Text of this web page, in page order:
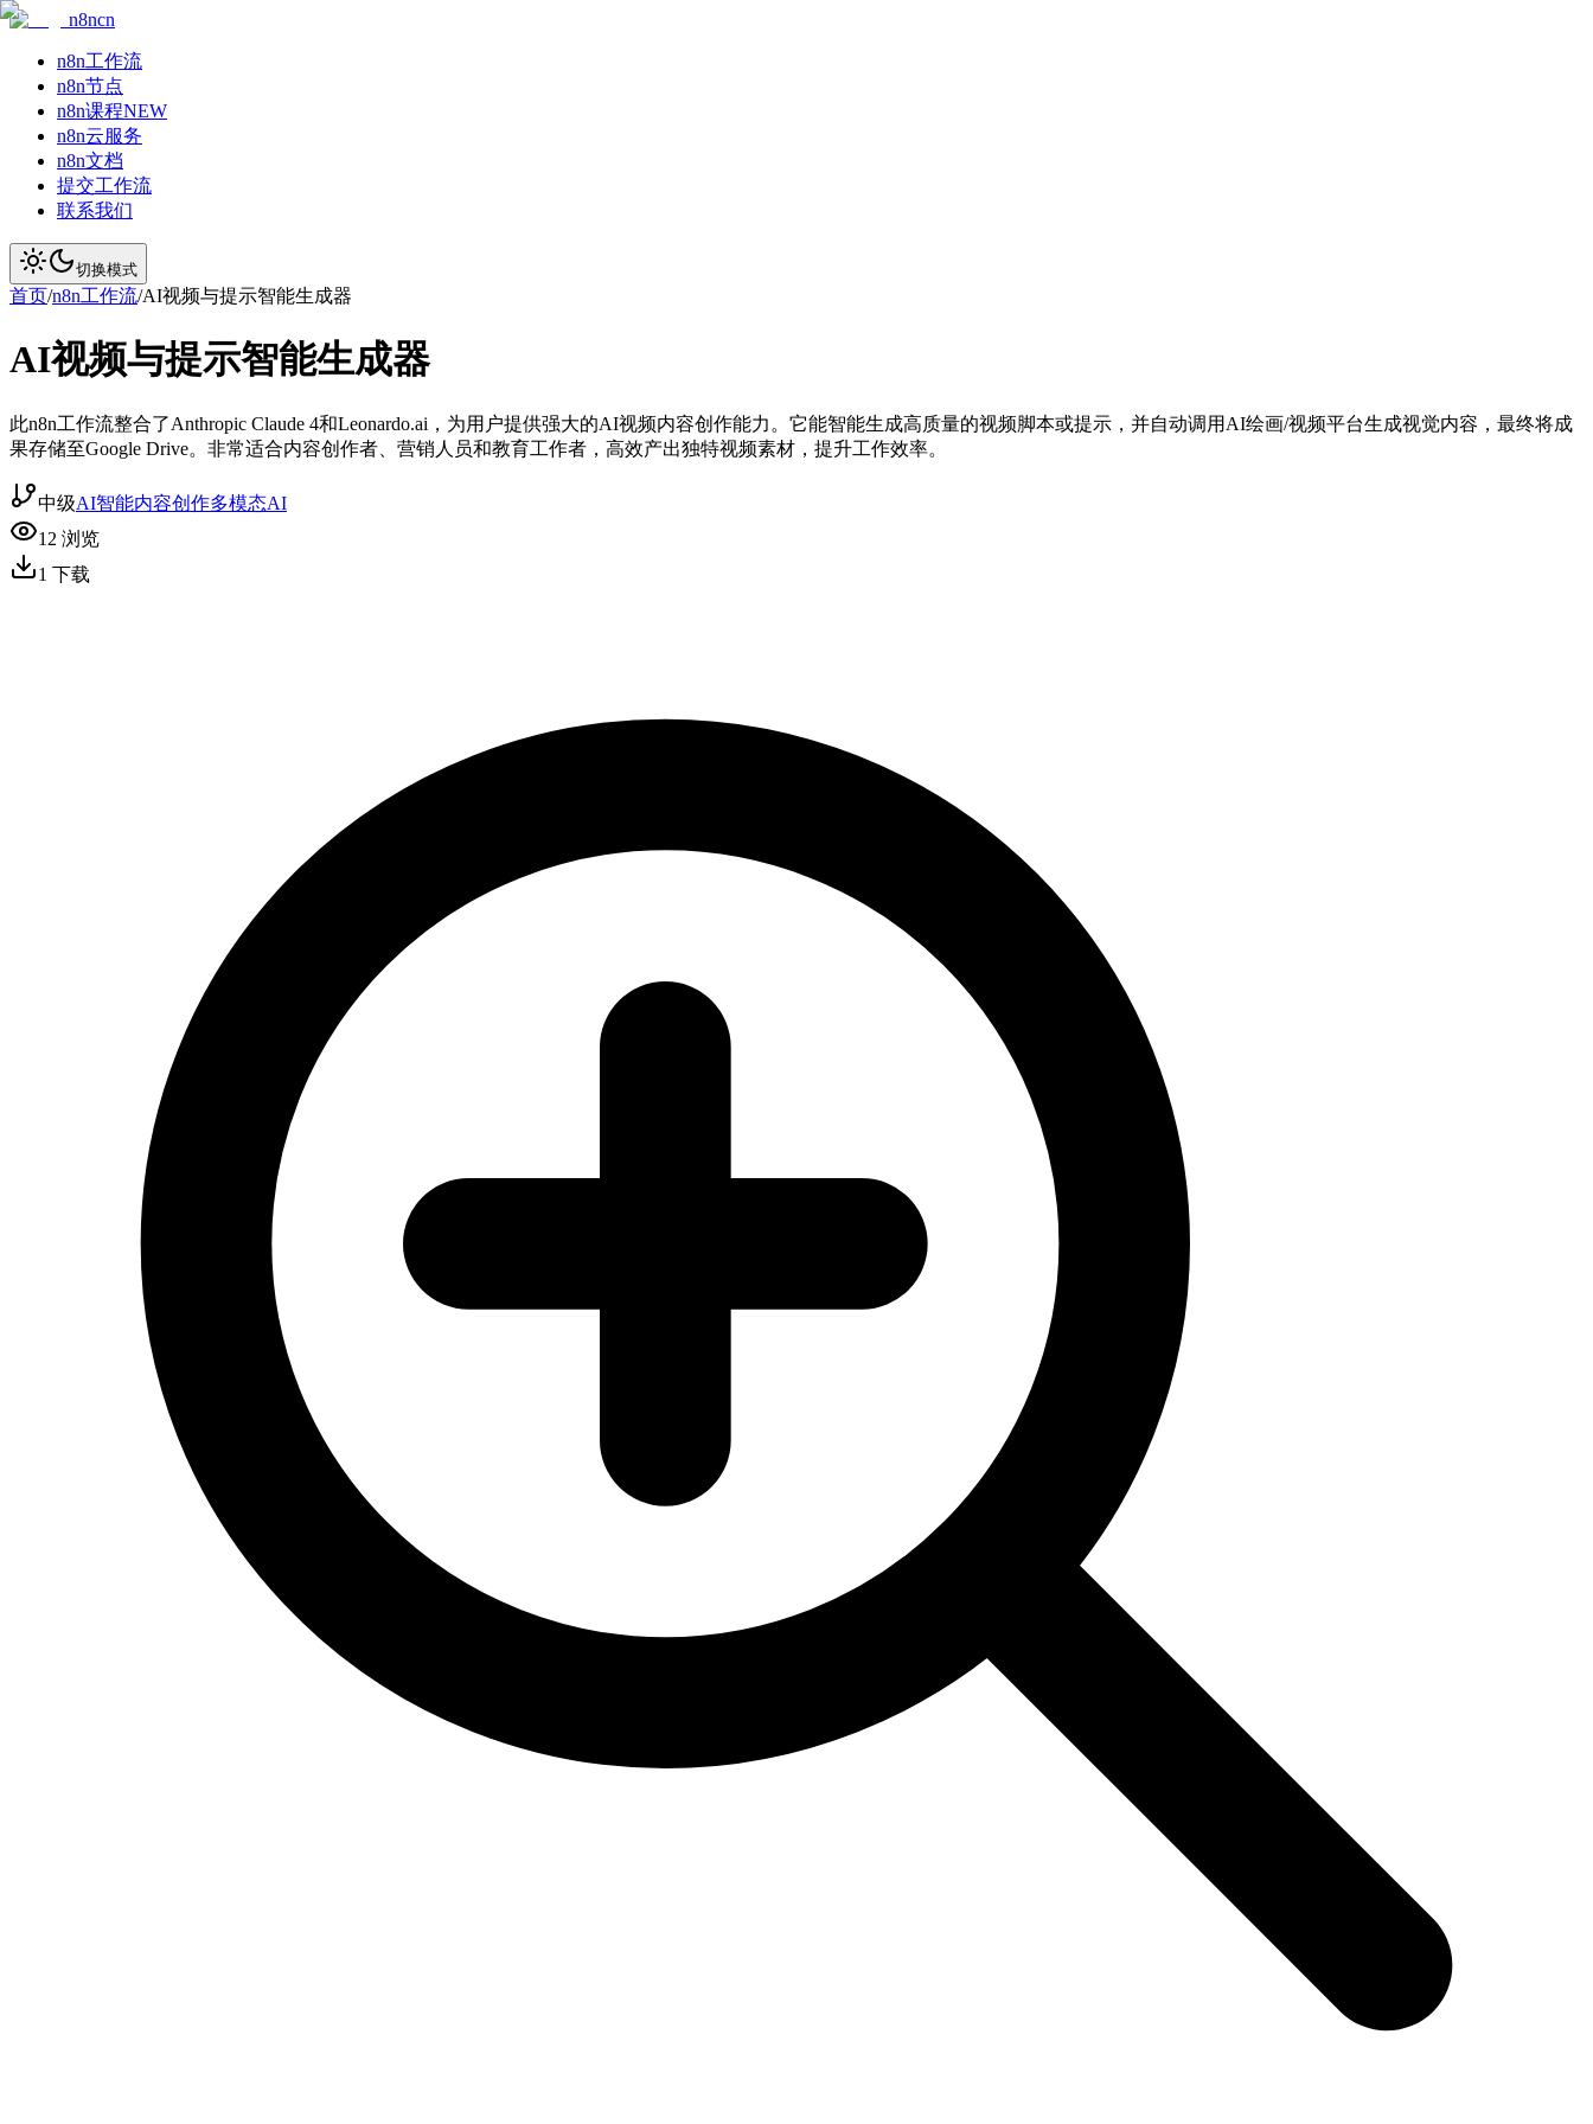
n8ncn
n8n工作流
n8n节点
n8n课程NEW
n8n云服务
n8n文档
提交工作流
联系我们
切换模式
首页/n8n工作流/AI视频与提示智能生成器
AI视频与提示智能生成器
此n8n工作流整合了Anthropic Claude 4和Leonardo.ai，为用户提供强大的AI视频内容创作能力。它能智能生成高质量的视频脚本或提示，并自动调用AI绘画/视频平台生成视觉内容，最终将成
果存储至Google Drive。非常适合内容创作者、营销人员和教育工作者，高效产出独特视频素材，提升工作效率。
中级AI智能内容创作多模态AI
12 浏览
1 下载